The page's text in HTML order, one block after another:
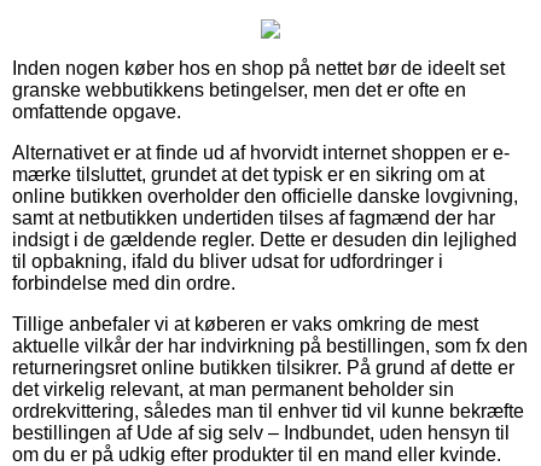
Inden nogen køber hos en shop på nettet bør de ideelt set
granske webbutikkens betingelser, men det er ofte en
omfattende opgave.
Alternativet er at finde ud af hvorvidt internet shoppen er e-
mærke tilsluttet, grundet at det typisk er en sikring om at
online butikken overholder den officielle danske lovgivning,
samt at netbutikken undertiden tilses af fagmænd der har
indsigt i de gældende regler. Dette er desuden din lejlighed
til opbakning, ifald du bliver udsat for udfordringer i
forbindelse med din ordre.
Tillige anbefaler vi at køberen er vaks omkring de mest
aktuelle vilkår der har indvirkning på bestillingen, som fx den
returneringsret online butikken tilsikrer. På grund af dette er
det virkelig relevant, at man permanent beholder sin
ordrekvittering, således man til enhver tid vil kunne bekræfte
bestillingen af Ude af sig selv – Indbundet, uden hensyn til
om du er på udkig efter produkter til en mand eller kvinde.